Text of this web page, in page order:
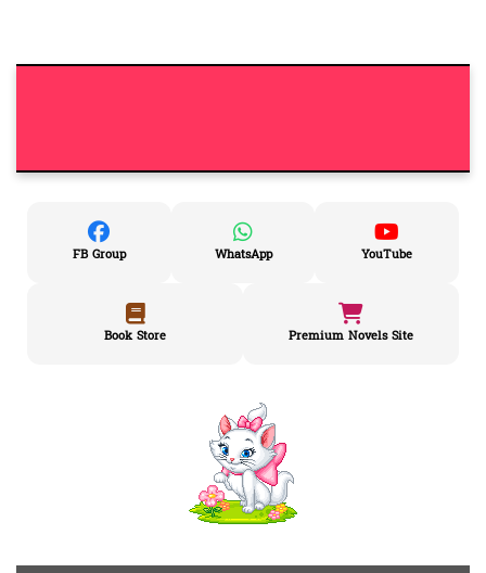
to
FB Group WhatsApp YouTube
Book Store Premium Novels Site